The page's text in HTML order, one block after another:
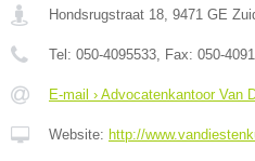
Hondsrugstraat 18 9471 GE
Tel: 050-4095533 , Fax: 050-
E-mail › Advocatenkantoor Van
Website: http://